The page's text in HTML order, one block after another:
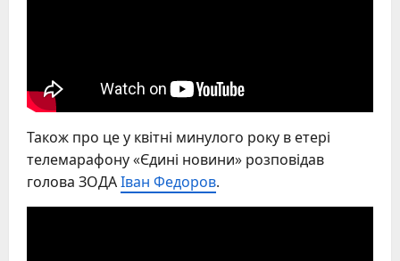
Також про це у квітні минулого року в етері
телемарафону «Єдині новини» розповідав
голова ЗОДАІван Федоров.